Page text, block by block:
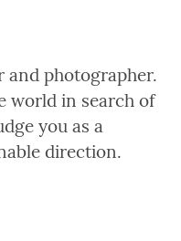
and photographer.
world in search of
you as a
direction.